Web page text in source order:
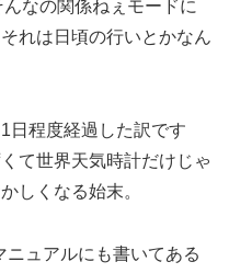
なの関係ねぇモードに
れは日頃の行いとかなん
日程度経過した訳です
て世界天気時計だけじゃ
しくなる始末。
ニュアルにも書いてある